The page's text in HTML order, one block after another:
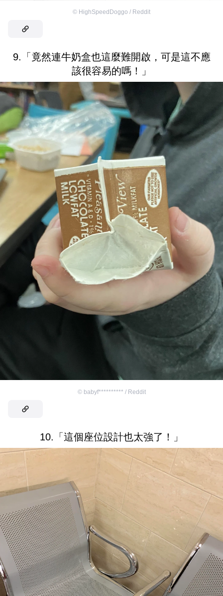
© HighSpeedDoggo / Reddit
9.「竟然連牛奶盒也這麼難開啟，可是這不應
該很容易的嗎！」
© babyf********** / Reddit
10.「這個座位設計也太強了！」